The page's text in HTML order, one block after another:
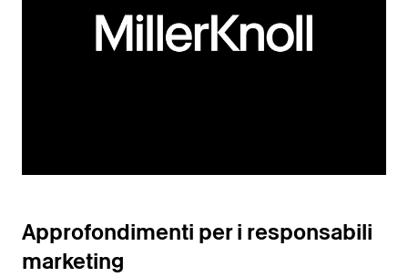
Approfondimenti per i responsabili
marketing